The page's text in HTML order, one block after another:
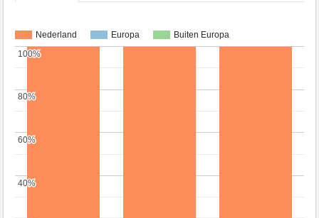
Nederland Europa Buiten Europa
40%
40%
60%
60%
80%
80%
100%
100%